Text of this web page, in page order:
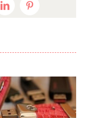
LinkedInPinterest